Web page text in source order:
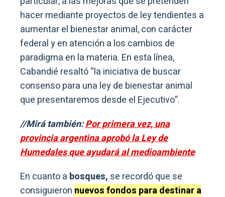
hacer mediante proyectos de ley tendientes a
aumentar el bienestar animal, con carácter
federal y en atención a los cambios de
paradigma en la materia. En esta línea,
Cabandié resaltó “la iniciativa de buscar
consenso para una ley de bienestar animal
que presentaremos desde el Ejecutivo”.
//Mirá también:Por primera vez, una
provincia argentina aprobó la Ley de
Humedales que ayudará al medioambiente
En cuanto a bosques, se recordó que se
consiguieron nuevos fondos para destinar a